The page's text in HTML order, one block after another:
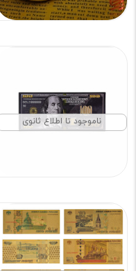
ناموجود تا اطلاع ثانوی